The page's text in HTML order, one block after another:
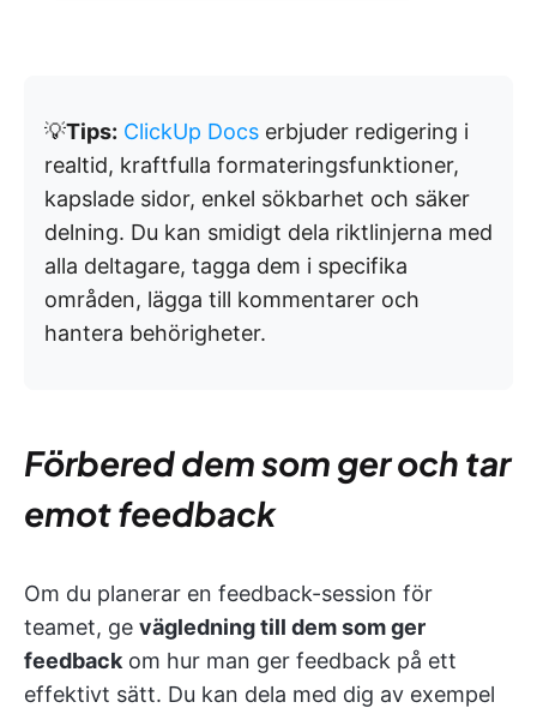
💡Tips: ClickUp Docs erbjuder redigering i
realtid, kraftfulla formateringsfunktioner,
kapslade sidor, enkel sökbarhet och säker
delning. Du kan smidigt dela riktlinjerna med
alla deltagare, tagga dem i specifika
områden, lägga till kommentarer och
hantera behörigheter.
Förbered dem som ger och tar
emot feedback
Om du planerar en feedback-session för
teamet, ge vägledning till dem som ger
feedback om hur man ger feedback på ett
effektivt sätt. Du kan dela med dig av exempel